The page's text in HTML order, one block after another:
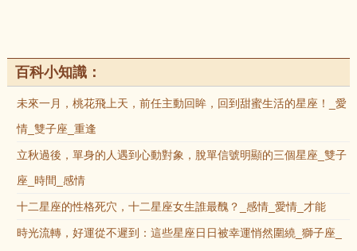
百科小知識：
未來一月，桃花飛上天，前任主動回眸，回到甜蜜生活的星座！_愛
情_雙子座_重逢
立秋過後，單身的人遇到心動對象，脫單信號明顯的三個星座_雙子
座_時間_感情
十二星座的性格死穴，十二星座女生誰最醜？_感情_愛情_才能
時光流轉，好運從不遲到：這些星座日日被幸運悄然圍繞_獅子座_